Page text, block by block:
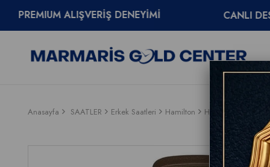
ALIŞVERİŞ DENEYİMİ CANLI DESTEK
Anasayfa SAATLER Erkek Saatleri Hamilton Hamilton Khaki